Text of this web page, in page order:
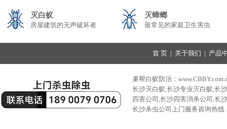
灭白蚁
房屋建筑的无声破坏者
灭蟑螂
最常见的家庭卫生害虫
首 页 | 关于我们 | 产品
巢帮白蚁防治：
长沙灭白蚁,长沙专业灭白蚁,长
四害公司,长沙四害消杀公司,长
长沙杀虫公司上门服务咨询热